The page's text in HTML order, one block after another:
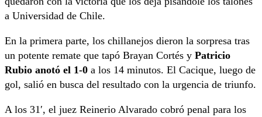
a Universidad de Chile.
En la primera parte, los chillanejos dieron la sorpresa tras
un potente remate que tapó Brayan Cortés y Patricio
Rubio anotó el 1-0 a los 14 minutos. El Cacique, luego de
gol, salió en busca del resultado con la urgencia de triunfo.
A los 31′, el juez Reinerio Alvarado cobró penal para los